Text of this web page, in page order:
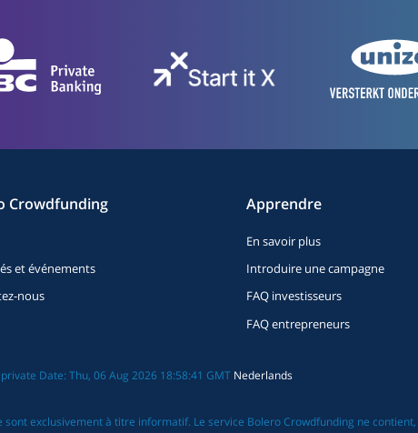
Crowdfunding
et événements
nous
Apprendre
En savoir plus
Introduire une campagne
FAQ investisseurs
FAQ entrepreneurs
Date: Thu, 06 Aug 2026 18:58:41 GMT Nederlands
exclusivement à titre informatif. Le service Bolero Crowdfunding ne